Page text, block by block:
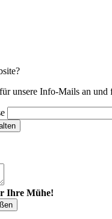
unsere Info-Mails an
Ihre Mühe!